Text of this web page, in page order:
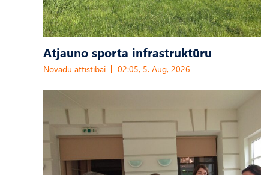
Atjauno sporta infrastruktūru
Novadu attīstībai 02:05, 5. Aug, 2026